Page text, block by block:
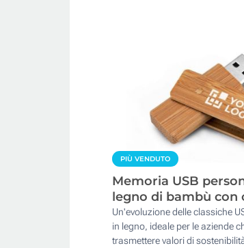
PIÙ VENDUTO
Memoria USB
legno di bambù con
Un'evoluzione delle classiche
in legno, ideale per le aziende
trasmettere valori di